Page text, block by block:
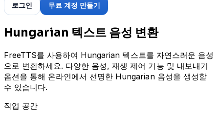
로그인 무료 계정 만들기
Hungarian 텍스트 음성 변환
FreeTTS를 사용하여 Hungarian 텍스트를 자연스러운 음성
으로 변환하세요. 다양한 음성, 재생 제어 기능 및 내보내기
옵션을 통해 온라인에서 선명한 Hungarian 음성을 생성할
수 있습니다.
작업 공간